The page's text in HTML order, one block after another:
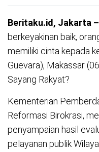
Beritaku.id, Jakarta –
berkeyakinan baik,
memiliki cinta kepada
Guevara), Makassar
Sayang Rakyat?
Kementerian
Reformasi Birokrasi,
penyampaian hasil
pelayanan publik